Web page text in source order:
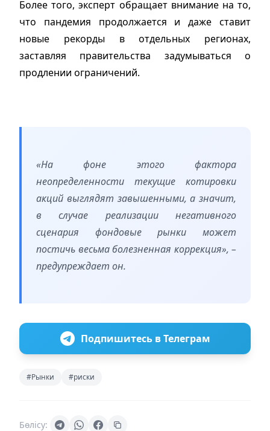
Более того, эксперт обращает внимание на то,
что пандемия продолжается и даже ставит
новые рекорды в отдельных регионах,
заставляя правительства задумываться о
продлении ограничений.
«На фоне этого фактора
неопределенности текущие котировки
акций выглядят завышенными, а значит,
в случае реализации негативного
сценария фондовые рынки может
постичь весьма болезненная коррекция», –
предупреждает он.
Подпишитесь в Телеграм
#Рынки #риски
Бөлісу: